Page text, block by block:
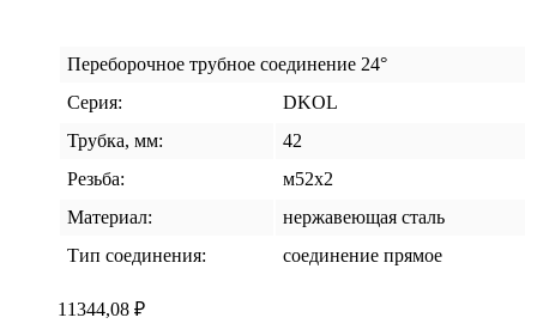
Переборочное трубное соединение 24°
Серия:
DKOL
Трубка, мм:
42
Резьба:
м52х2
Материал:
нержавеющая сталь
Тип соединения:
соединение прямое
11344,08 ₽